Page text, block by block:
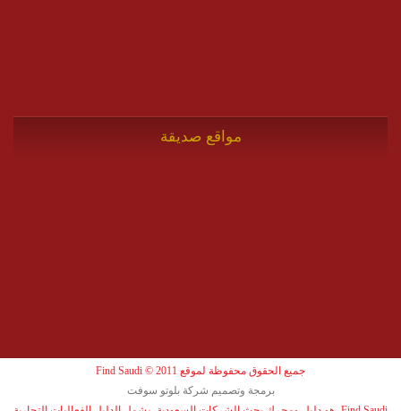
مواقع صديقة
جميع الحقوق محفوظة لموقع Find Saudi © 2011
برمجة وتصميم شركة بلوتو سوفت